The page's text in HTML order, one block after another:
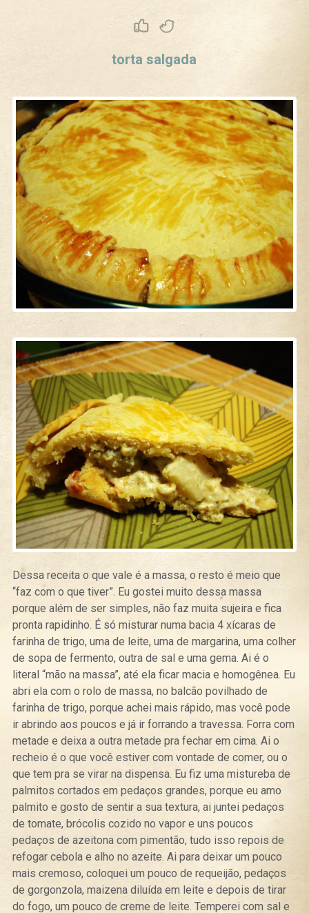
Curtir
torta salgada
Dessa receita o que vale é a massa, o resto é meio que
“faz com o que tiver”. Eu gostei muito dessa massa
porque além de ser simples, não faz muita sujeira e fica
pronta rapidinho. É só misturar numa bacia 4 xícaras de
farinha de trigo, uma de leite, uma de margarina, uma colher
de sopa de fermento, outra de sal e uma gema. Ai é o
literal “mão na massa”, até ela ficar macia e homogênea. Eu
abri ela com o rolo de massa, no balcão povilhado de
farinha de trigo, porque achei mais rápido, mas você pode
ir abrindo aos poucos e já ir forrando a travessa. Forra com
metade e deixa a outra metade pra fechar em cima. Ai o
recheio é o que você estiver com vontade de comer, ou o
que tem pra se virar na dispensa. Eu fiz uma mistureba de
palmitos cortados em pedaços grandes, porque eu amo
palmito e gosto de sentir a sua textura, ai juntei pedaços
de tomate, brócolis cozido no vapor e uns poucos
pedaços de azeitona com pimentão, tudo isso repois de
refogar cebola e alho no azeite. Ai para deixar um pouco
mais cremoso, coloquei um pouco de requeijão, pedaços
de gorgonzola, maizena diluída em leite e depois de tirar
do fogo, um pouco de creme de leite. Temperei com sal e